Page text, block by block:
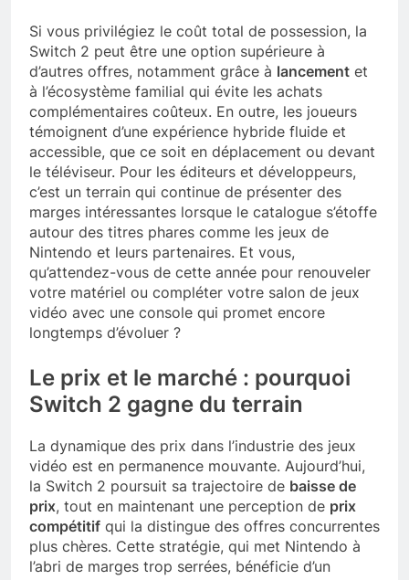
Si vous privilégiez le coût total de possession, la
Switch 2 peut être une option supérieure à
d’autres offres, notamment grâce à lancement et
à l’écosystème familial qui évite les achats
complémentaires coûteux. En outre, les joueurs
témoignent d’une expérience hybride fluide et
accessible, que ce soit en déplacement ou devant
le téléviseur. Pour les éditeurs et développeurs,
c’est un terrain qui continue de présenter des
marges intéressantes lorsque le catalogue s’étoffe
autour des titres phares comme les jeux de
Nintendo et leurs partenaires. Et vous,
qu’attendez-vous de cette année pour renouveler
votre matériel ou compléter votre salon de jeux
vidéo avec une console qui promet encore
longtemps d’évoluer ?
Le prix et le marché : pourquoi
Switch 2 gagne du terrain
La dynamique des prix dans l’industrie des jeux
vidéo est en permanence mouvante. Aujourd’hui,
la Switch 2 poursuit sa trajectoire de baisse de
prix, tout en maintenant une perception de prix
compétitif qui la distingue des offres concurrentes
plus chères. Cette stratégie, qui met Nintendo à
l’abri de marges trop serrées, bénéficie d’un